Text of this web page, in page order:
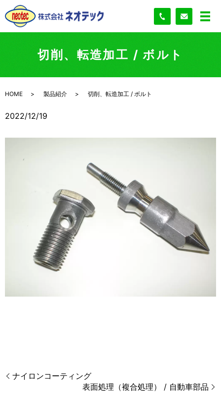
切削、転造加工 / ボルト
HOME 製品紹介 切削、転造加工 / ボルト
2022/12/19
ナイロンコーティング
表面処理（複合処理） / 自動車部品